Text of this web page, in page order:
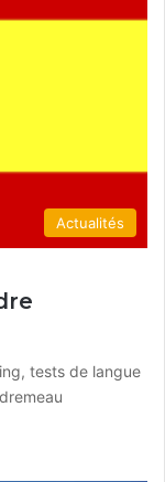
Actualités
tests de langue